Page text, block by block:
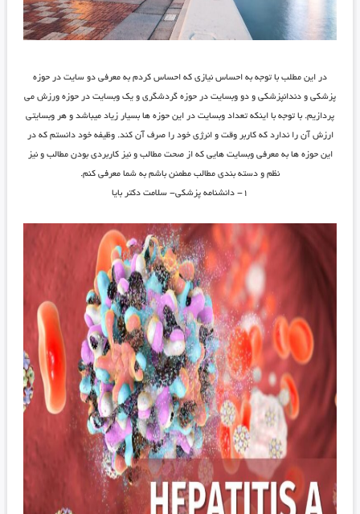
در این مطلب با توجه به احساس نیازی که احساس کردم به معرفی دو سایت در حوزه
پزشکی و دندانپزشکی و دو وبسایت در حوزه گردشگری و یک وبسایت در حوزه ورزش می
پردازیم. با توجه با اینکه تعداد وبسایت در این حوزه ها بسیار زیاد میباشد و هر وبسایتی
ارزش آن را ندارد که کاربر وقت و انرژی خود را صرف آن کند. وظیفه خود دانستم که در
این حوزه ها به معرفی وبسایت هایی که از صحت مطالب و نیز کاربردی بودن مطالب و نیز
نظم و دسته بندی مطالب مطمئن باشم به شما معرفی کنم.
۱- دانشنامه پزشکی- سلامت دکتر بایا